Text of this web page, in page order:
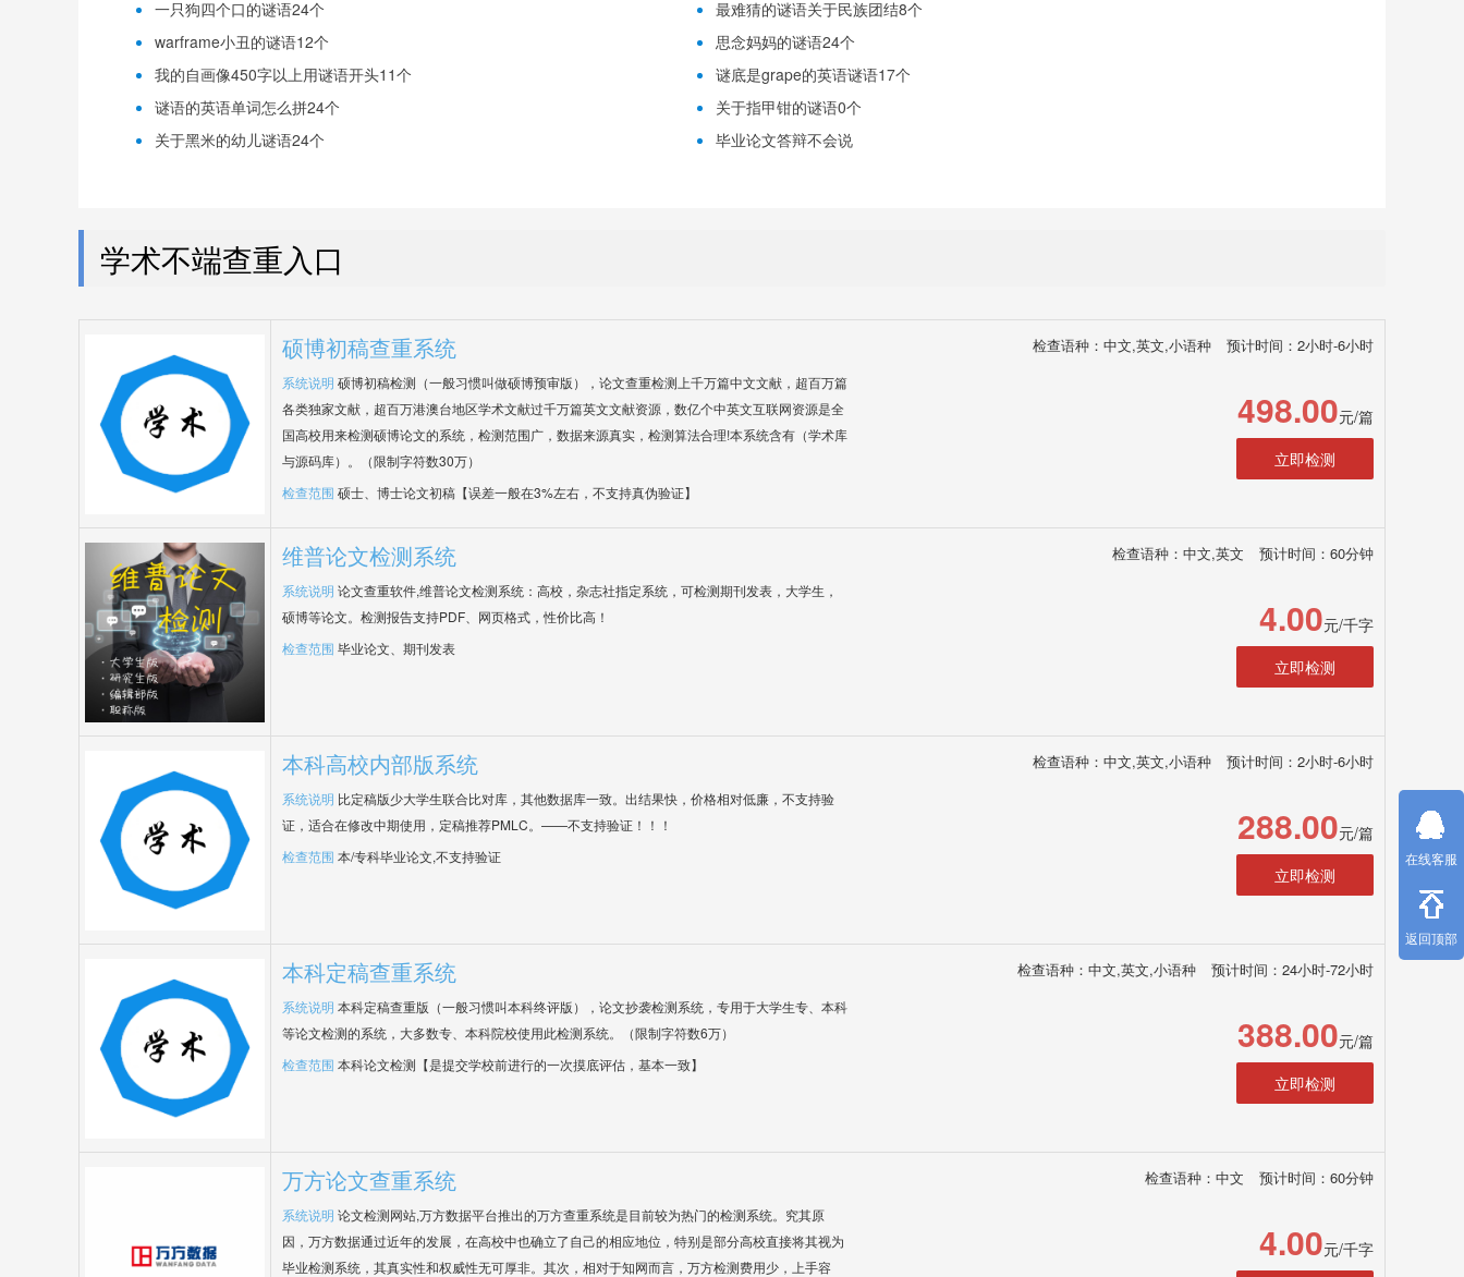
一只狗四个口的谜语24个
最难猜的谜语关于民族团结8个
warframe小丑的谜语12个
思念妈妈的谜语24个
我的自画像450字以上用谜语开头11个
谜底是grape的英语谜语17个
谜语的英语单词怎么拼24个
关于指甲钳的谜语0个
关于黑米的幼儿谜语24个
毕业论文答辩不会说
学术不端查重入口
硕博初稿查重系统 检查语种：中文,英文,小语种 预计时间：2小时-6小时
系统说明 硕博初稿检测（一般习惯叫做硕博预审版），论文查重检测上千万篇中文文献，超百万篇
各类独家文献，超百万港澳台地区学术文献过千万篇英文文献资源，数亿个中英文互联网资源是全
国高校用来检测硕博论文的系统，检测范围广，数据来源真实，检测算法合理!本系统含有（学术库
与源码库）。（限制字符数30万）
检查范围 硕士、博士论文初稿【误差一般在3%左右，不支持真伪验证】
498.00元/篇
立即检测
维普论文检测系统 检查语种：中文,英文 预计时间：60分钟
系统说明 论文查重软件,维普论文检测系统：高校，杂志社指定系统，可检测期刊发表，大学生，
硕博等论文。检测报告支持PDF、网页格式，性价比高！
检查范围 毕业论文、期刊发表
4.00元/千字
立即检测
本科高校内部版系统 检查语种：中文,英文,小语种 预计时间：2小时-6小时
系统说明 比定稿版少大学生联合比对库，其他数据库一致。出结果快，价格相对低廉，不支持验
证，适合在修改中期使用，定稿推荐PMLC。——不支持验证！！！
检查范围 本/专科毕业论文,不支持验证
288.00元/篇
立即检测
本科定稿查重系统 检查语种：中文,英文,小语种 预计时间：24小时-72小时
系统说明 本科定稿查重版（一般习惯叫本科终评版），论文抄袭检测系统，专用于大学生专、本科
等论文检测的系统，大多数专、本科院校使用此检测系统。（限制字符数6万）
检查范围 本科论文检测【是提交学校前进行的一次摸底评估，基本一致】
388.00元/篇
立即检测
万方论文查重系统 检查语种：中文 预计时间：60分钟
系统说明 论文检测网站,万方数据平台推出的万方查重系统是目前较为热门的检测系统。究其原
因，万方数据通过近年的发展，在高校中也确立了自己的相应地位，特别是部分高校直接将其视为
毕业检测系统，其真实性和权威性无可厚非。其次，相对于知网而言，万方检测费用少，上手容
4.00元/千字
在线客服
返回顶部